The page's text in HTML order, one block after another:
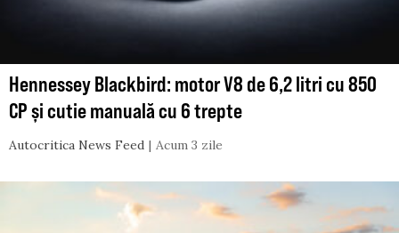
Hennessey Blackbird: motor V8 de 6,2 litri cu 850
CP și cutie manuală cu 6 trepte
Autocritica News Feed Acum 3 zile